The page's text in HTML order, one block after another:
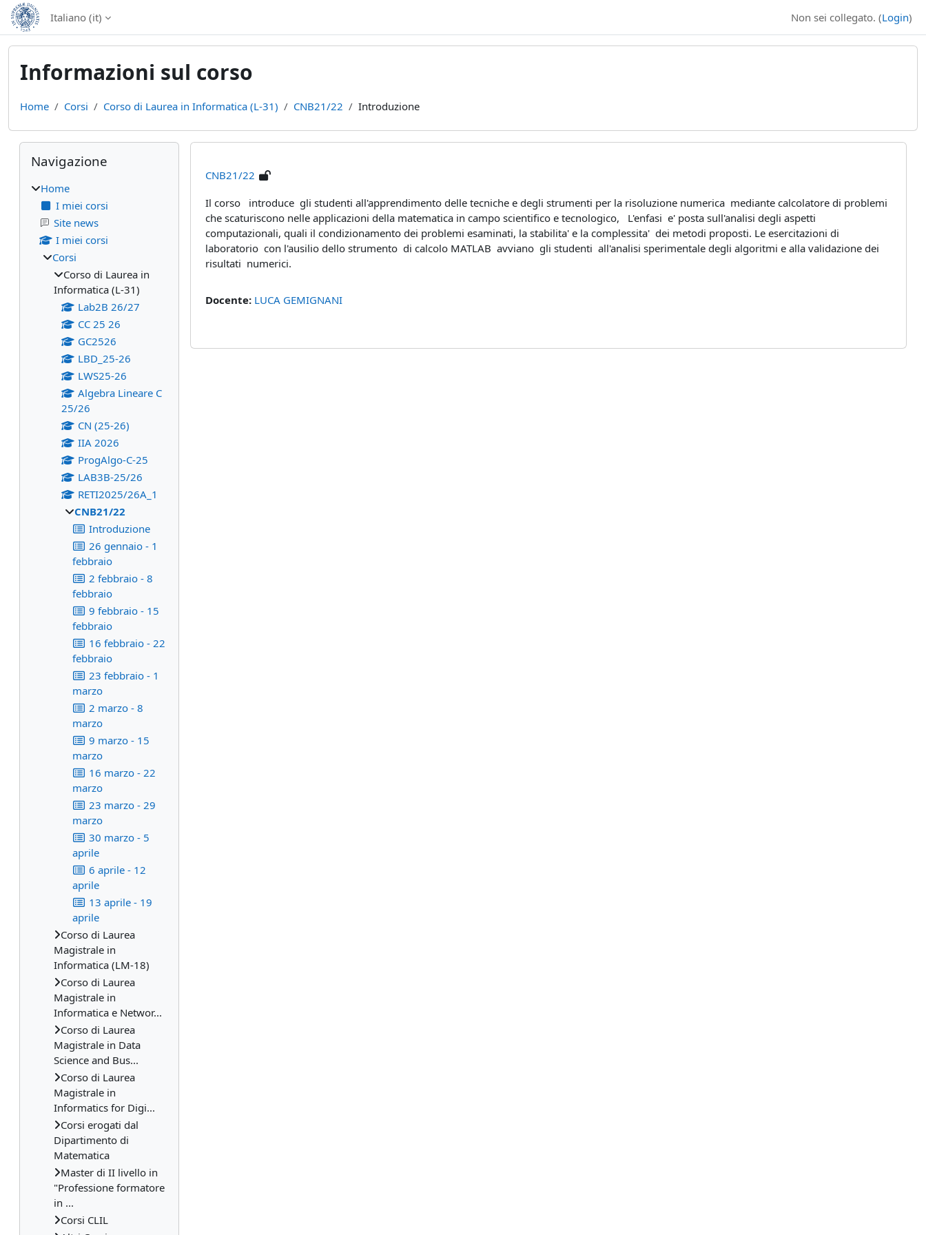
Vai al contenuto principale
Italiano ‎(it)‎ Non sei collegato. (Login)
Informazioni sul corso
Home Corsi Corso di Laurea in Informatica (L-31) CNB21/22 Introduzione
CNB21/22
Il corso introduce gli studenti all'apprendimento delle tecniche e degli strumenti per la risoluzione numerica mediante calcolatore di problemi
che scaturiscono nelle applicazioni della matematica in campo scientifico e tecnologico, L'enfasi e' posta sull'analisi degli aspetti
computazionali, quali il condizionamento dei problemi esaminati, la stabilita' e la complessita' dei metodi proposti. Le esercitazioni di
laboratorio con l'ausilio dello strumento di calcolo MATLAB avviano gli studenti all'analisi sperimentale degli algoritmi e alla validazione dei
risultati numerici.
Docente: LUCA GEMIGNANI
Blocchi
Salta Navigazione
Navigazione
Home
I miei corsi
Site news
I miei corsi
Corsi
Corso di Laurea in
Informatica (L-31)
Lab2B 26/27
CC 25 26
GC2526
LBD_25-26
LWS25-26
Algebra Lineare C
25/26
CN (25-26)
IIA 2026
ProgAlgo-C-25
LAB3B-25/26
RETI2025/26A_1
CNB21/22
Introduzione
26 gennaio - 1
febbraio
2 febbraio - 8
febbraio
9 febbraio - 15
febbraio
16 febbraio - 22
febbraio
23 febbraio - 1
marzo
2 marzo - 8
marzo
9 marzo - 15
marzo
16 marzo - 22
marzo
23 marzo - 29
marzo
30 marzo - 5
aprile
6 aprile - 12
aprile
13 aprile - 19
aprile
Corso di Laurea
Magistrale in
Informatica (LM-18)
Corso di Laurea
Magistrale in
Informatica e Networ...
Corso di Laurea
Magistrale in Data
Science and Bus...
Corso di Laurea
Magistrale in
Informatics for Digi...
Corsi erogati dal
Dipartimento di
Matematica
Master di II livello in
"Professione formatore
in ...
Corsi CLIL